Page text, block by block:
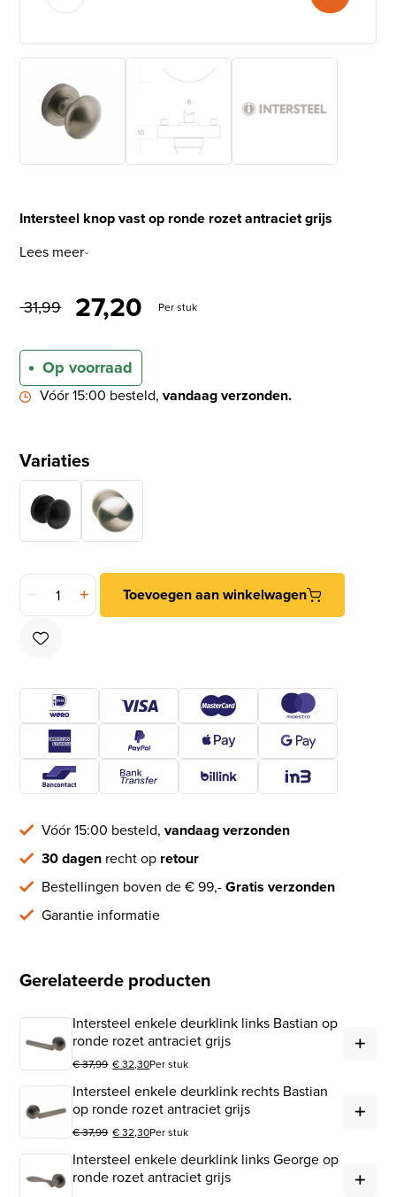
Intersteel knop vast op ronde rozet antraciet grijs
Lees meer
31,99 Oorspronkelijke prijs was:
27,20 Huidige prijs is: €
Per stuk
Op voorraad
Vóór 15:00 besteld,vandaag verzonden.
Variaties
Intersteel knop vast op ronde rozet antraciet grijs aantal
Toevoegen aan winkelwagen
Vóór 15:00 besteld,vandaag verzonden
30 dagen recht op retour
Bestellingen boven de € 99,-Gratis verzonden
Garantie informatie
Gerelateerde producten
Intersteel enkele deurklink links Bastian op
ronde rozet antraciet grijs
€37,99
Oorspronkelijke prijs was: € 37,99.
€32,30
Huidige prijs is: € 32,30.
Per stuk
Intersteel enkele deurklink rechts Bastian
op ronde rozet antraciet grijs
€37,99
Oorspronkelijke prijs was: € 37,99.
€32,30
Huidige prijs is: € 32,30.
Per stuk
Intersteel enkele deurklink links George op
ronde rozet antraciet grijs